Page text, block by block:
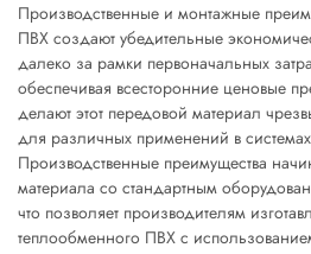
Производственные и монтажные
ПВХ создают убедительные
далеко за рамки первоначальных
обеспечивая всесторонние ценовые
делают этот передовой материал
для различных применений в
Производственные преимущества
материала со стандартным
что позволяет производителям
теплообменного ПВХ с